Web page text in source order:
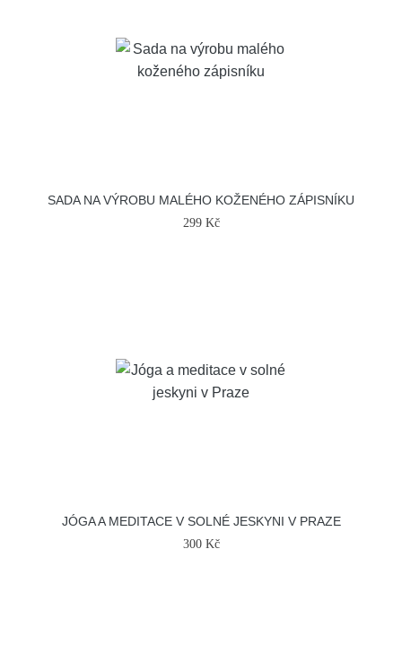
SADA NA VÝROBU MALÉHO KOŽENÉHO ZÁPISNÍKU
299 Kč
JÓGA A MEDITACE V SOLNÉ JESKYNI V PRAZE
300 Kč